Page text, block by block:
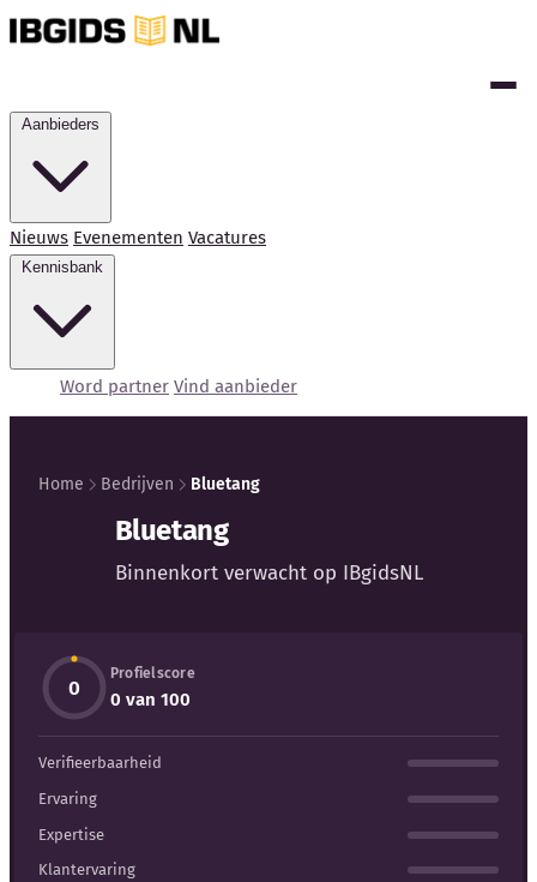
Nieuws Evenementen Vacatures
Word partner Vind aanbieder
Kennisbank
Blog
Bedrijfsupdates
Home Bedrijven Bluetang
Bluetang
Binnenkort verwacht op IBgidsNL
0
Profielscore
0 van 100
Verifieerbaarheid
Ervaring
Expertise
Klantervaring